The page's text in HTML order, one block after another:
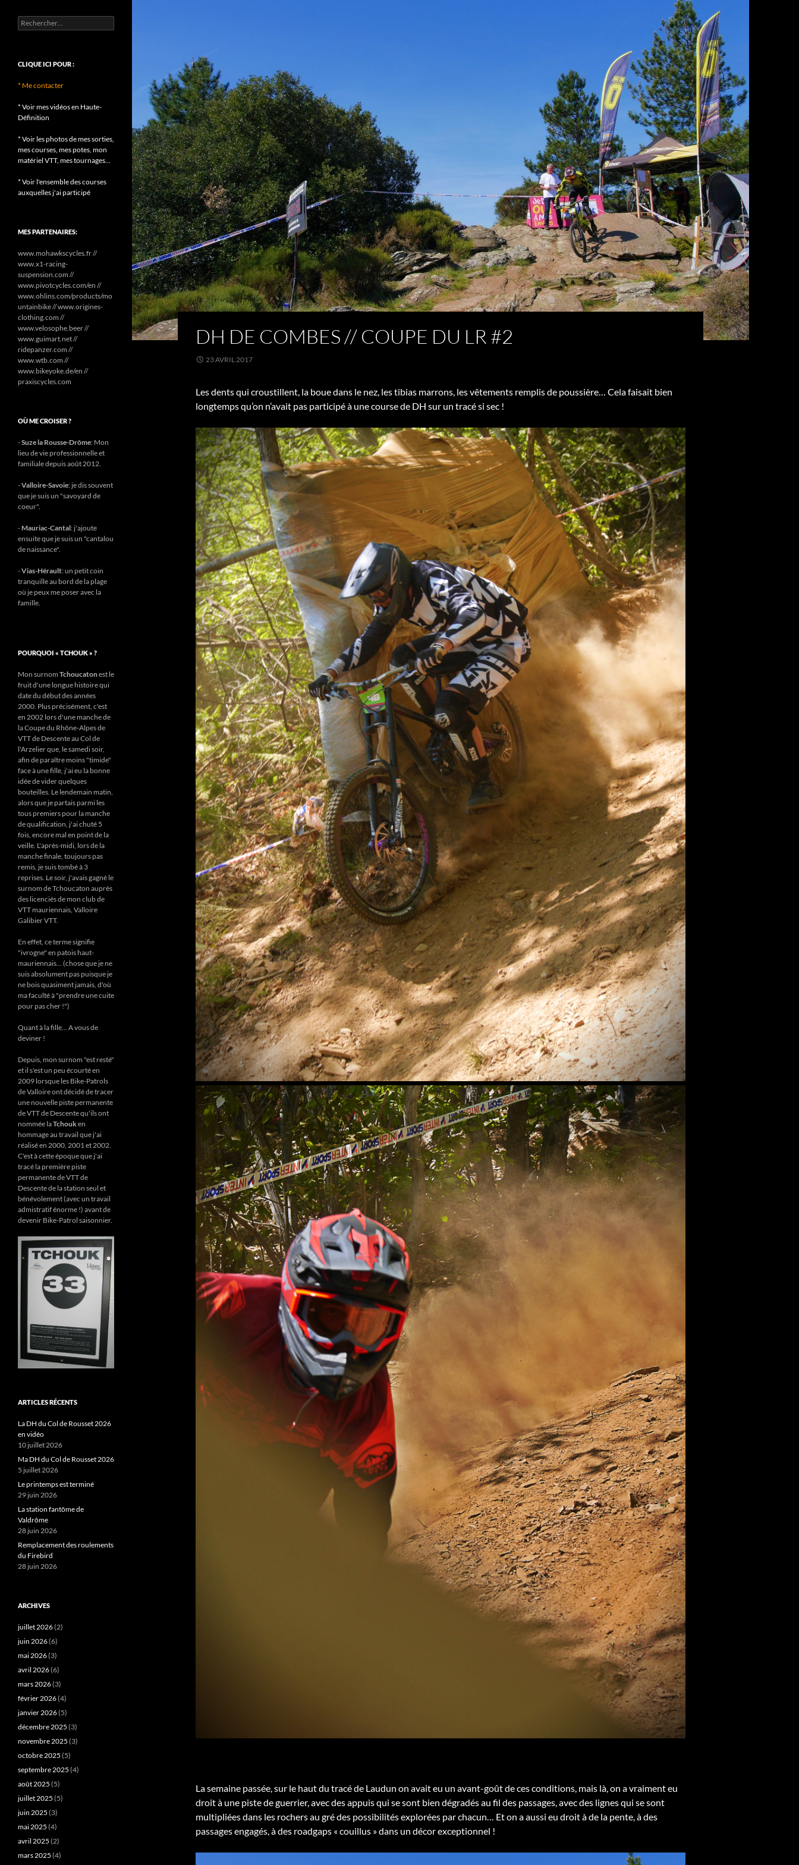
DH DE COMBES // COUPE DU LR #2
23 AVRIL 2017
Les dents qui croustillent, la boue dans le nez, les tibias marrons, les vêtements remplis de poussière… Cela faisait bien
longtemps qu’on n’avait pas participé à une course de DH sur un tracé si sec !
La semaine passée, sur le haut du tracé de Laudun on avait eu un avant-goût de ces conditions, mais là, on a vraiment eu
droit à une piste de guerrier, avec des appuis qui se sont bien dégradés au fil des passages, avec des lignes qui se sont
multipliées dans les rochers au gré des possibilités explorées par chacun… Et on a aussi eu droit à de la pente, à des
passages engagés, à des roadgaps « couillus » dans un décor exceptionnel !
Rechercher :
CLIQUE ICI POUR :
* Me contacter
* Voir mes vidéos en Haute-
Définition
* Voir les photos de mes sorties,
mes courses, mes potes, mon
matériel VTT, mes tournages...
* Voir l'ensemble des courses
auxquelles j'ai participé
MES PARTENAIRES:
www.mohawkscycles.fr //
www.x1-racing-
suspension.com //
www.pivotcycles.com/en //
www.ohlins.com/products/mo
untainbike // www.origines-
clothing.com //
www.velosophe.beer //
www.guimart.net //
ridepanzer.com //
www.wtb.com //
www.bikeyoke.de/en //
praxiscycles.com
OÙ ME CROISER ?
-Suze la Rousse-Drôme: Mon
lieu de vie professionnelle et
familiale depuis août 2012.
-Valloire-Savoie: je dis souvent
que je suis un "savoyard de
coeur".
- Mauriac-Cantal: j'ajoute
ensuite que je suis un "cantalou
de naissance".
-Vias-Hérault: un petit coin
tranquille au bord de la plage
où je peux me poser avec la
famille.
POURQUOI « TCHOUK » ?
Mon surnom Tchoucatonest le
fruit d'une longue histoire qui
date du début des années
2000. Plus précisément, c'est
en 2002 lors d'une manche de
la Coupe du Rhône-Alpes de
VTT de Descente au Col de
l'Arzelier que, le samedi soir,
afin de paraître moins "timide"
face à une fille, j'ai eu la bonne
idée de vider quelques
bouteilles. Le lendemain matin,
alors que je partais parmi les
tous premiers pour la manche
de qualification, j'ai chuté 5
fois, encore mal en point de la
veille. L'après-midi, lors de la
manche finale, toujours pas
remis, je suis tombé à 3
reprises. Le soir, j'avais gagné le
surnom de Tchoucaton auprès
des licenciés de mon club de
VTT mauriennais, Valloire
Galibier VTT.
En effet, ce terme signifie
"ivrogne" en patois haut-
mauriennais... (chose que je ne
suis absolument pas puisque je
ne bois quasiment jamais, d'où
ma faculté à "prendre une cuite
pour pas cher !")
Quant à la fille... A vous de
deviner !
Depuis, mon surnom "est resté"
et il s'est un peu écourté en
2009 lorsque les Bike-Patrols
de Valloire ont décidé de tracer
une nouvelle piste permanente
de VTT de Descente qu'ils ont
nommée laTchouken
hommage au travail que j'ai
réalisé en 2000, 2001 et 2002.
C'est à cette époque que j'ai
tracé la première piste
permanente de VTT de
Descente de la station seul et
bénévolement (avec un travail
admistratif énorme !) avant de
devenir Bike-Patrol saisonnier.
ARTICLES RÉCENTS
La DH du Col de Rousset 2026
en vidéo
10 juillet 2026
Ma DH du Col de Rousset 2026
5 juillet 2026
Le printemps est terminé
29 juin 2026
La station fantôme de
Valdrôme
28 juin 2026
Remplacement des roulements
du Firebird
28 juin 2026
ARCHIVES
juillet 2026(2)
juin 2026(6)
mai 2026(3)
avril 2026(6)
mars 2026(3)
février 2026(4)
janvier 2026(5)
décembre 2025 (3)
novembre 2025 (3)
octobre 2025 (5)
septembre 2025 (4)
août 2025 (5)
juillet 2025 (5)
juin 2025 (3)
mai 2025 (4)
avril 2025 (2)
mars 2025 (4)